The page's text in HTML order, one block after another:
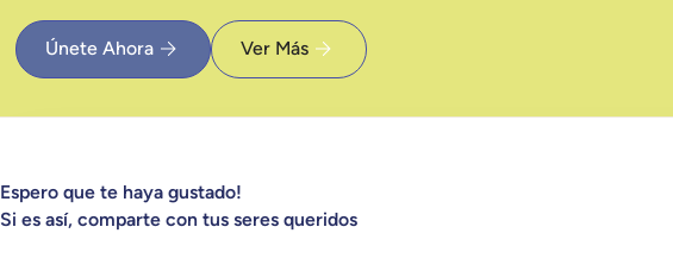
Únete Ahora Ver Más
Espero que te haya gustado!
Si es así, comparte con tus seres queridos